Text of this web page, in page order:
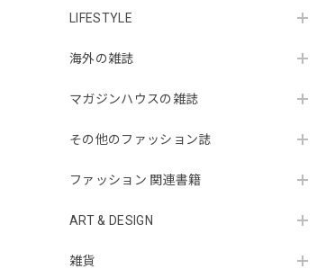
LIFESTYLE
海外の雑誌
マガジンハウスの雑誌
その他のファッション誌
ファッション 関連書籍
ART & DESIGN
雑貨